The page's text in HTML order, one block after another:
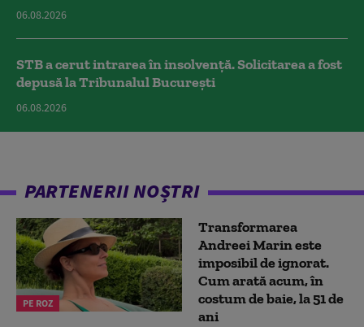
06.08.2026
STB a cerut intrarea în insolvență. Solicitarea a fost
depusă la Tribunalul București
06.08.2026
PARTENERII NOȘTRI
PE ROZ
Transformarea
Andreei Marin este
imposibil de ignorat.
Cum arată acum, în
costum de baie, la 51 de
ani